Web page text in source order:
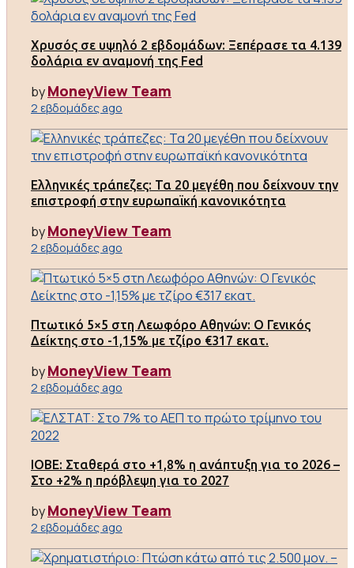
Χρυσός σε υψηλό 2 εβδομάδων: Ξεπέρασε τα 4.139
δολάρια εν αναμονή της Fed
byMoneyView Team
2 εβδομάδες ago
Ελληνικές τράπεζες: Τα 20 μεγέθη που δείχνουν την
επιστροφή στην ευρωπαϊκή κανονικότητα
byMoneyView Team
2 εβδομάδες ago
Πτωτικό 5×5 στη Λεωφόρο Αθηνών: Ο Γενικός
Δείκτης στο -1,15% με τζίρο €317 εκατ.
byMoneyView Team
2 εβδομάδες ago
ΙΟΒΕ: Σταθερά στο +1,8% η ανάπτυξη για το 2026 –
Στο +2% η πρόβλεψη για το 2027
byMoneyView Team
2 εβδομάδες ago